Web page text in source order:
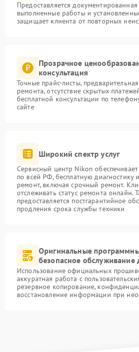
Предоставляется
выполненные работы и
защищает клиента от повторных
Прозрачное
консультация
Точные прайс-листы,
ремонта, отсутствие скрытых
бесплатной консультации по
сайте
Широкий спектр услуг
Сервисный центр Nikon обеспечивает
по всей РФ, бесплатную диагностику
ремонт, включая срочный ремонт.
отслеживать статус ремонта онлайн.
предоставляется постгарантийное
продления срока службы техники
Оригинальные
безопасное обслуживание
Использование официальных
аккуратная работа с
резервное копирование,
восстановление информации при